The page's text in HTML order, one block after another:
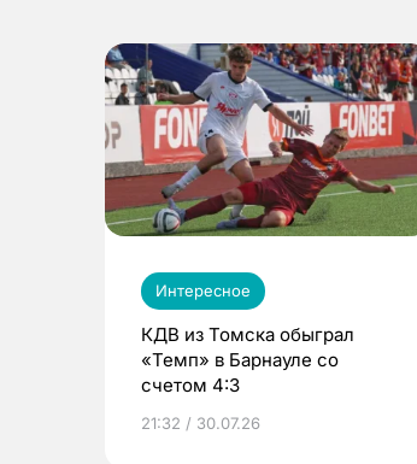
Интересное
КДВ из Томска обыграл
«Темп» в Барнауле со
счетом 4:3
21:32 / 30.07.26